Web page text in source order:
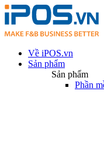
Về iPOS.vn
Sản phẩm
Sản phẩm
Phần